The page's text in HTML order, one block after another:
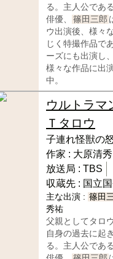
る。主人公であ
俳優、
篠田三郎
ウ出演後、様々
じく特撮作品で
ーズにも出演し
様々な作品に出
中。
ウルトラマ
Ｔタロウ
子連れ怪獣の
作家 : 大原清秀
放送局 : TBS
収蔵先 : 国立
主な出演 : 篠田
秀祐
父親としてタロ
自身の過去に起
る。主人公であ